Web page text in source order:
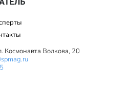
Космонавта Волкова, 20